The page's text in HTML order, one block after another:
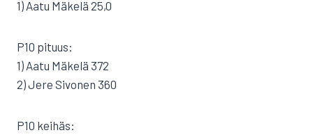
1) Aatu Mäkelä 25,0
P10 pituus:
1) Aatu Mäkelä 372
2) Jere Sivonen 360
P10 keihäs: